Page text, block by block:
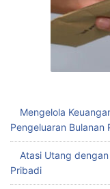
Mengelola
Pengeluaran
Atasi Utang
Pribadi